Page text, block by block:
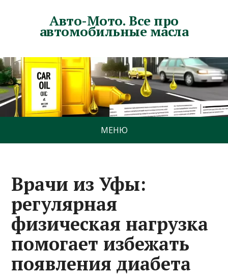
Авто-Мото. Все про
автомобильные масла
МЕНЮ
Врачи из Уфы:
регулярная
физическая нагрузка
помогает избежать
появления диабета